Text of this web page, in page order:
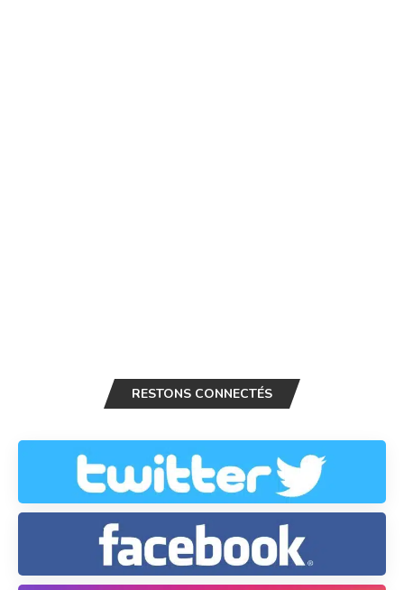
RESTONS CONNECTÉS